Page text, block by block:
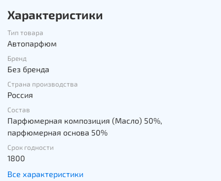
Характеристики
Тип товара
Автопарфюм
Бренд
Без бренда
Страна производства
Россия
Состав
Парфюмерная композиция (Масло) 50%,
парфюмерная основа 50%
Срок годности
1800
Все характеристики